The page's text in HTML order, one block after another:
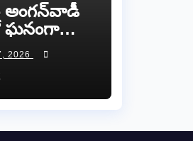
అంగన్‌వాడీ
ఘనంగా
2026